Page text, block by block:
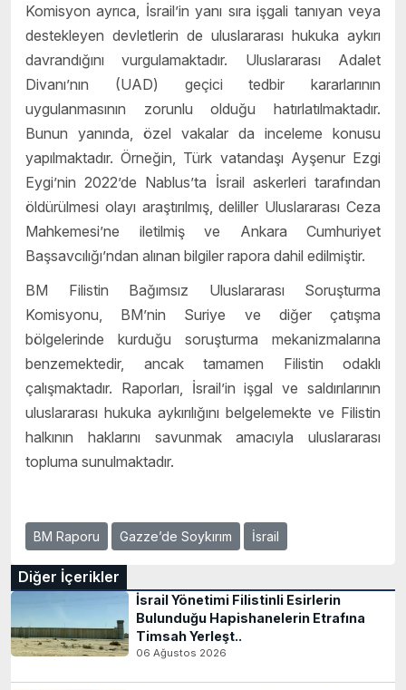
Komisyon ayrıca, İsrail’in yanı sıra işgali tanıyan veya
destekleyen devletlerin de uluslararası hukuka aykırı
davrandığını vurgulamaktadır. Uluslararası Adalet
Divanı’nın (UAD) geçici tedbir kararlarının
uygulanmasının zorunlu olduğu hatırlatılmaktadır.
Bunun yanında, özel vakalar da inceleme konusu
yapılmaktadır. Örneğin, Türk vatandaşı Ayşenur Ezgi
Eygi’nin 2022’de Nablus’ta İsrail askerleri tarafından
öldürülmesi olayı araştırılmış, deliller Uluslararası Ceza
Mahkemesi’ne iletilmiş ve Ankara Cumhuriyet
Başsavcılığı’ndan alınan bilgiler rapora dahil edilmiştir.
BM Filistin Bağımsız Uluslararası Soruşturma
Komisyonu, BM’nin Suriye ve diğer çatışma
bölgelerinde kurduğu soruşturma mekanizmalarına
benzemektedir, ancak tamamen Filistin odaklı
çalışmaktadır. Raporları, İsrail’in işgal ve saldırılarının
uluslararası hukuka aykırılığını belgelemekte ve Filistin
halkının haklarını savunmak amacıyla uluslararası
topluma sunulmaktadır.
BM Raporu Gazze’de Soykırım İsrail
Diğer İçerikler
İsrail Yönetimi Filistinli Esirlerin
Bulunduğu Hapishanelerin Etrafına
Timsah Yerleşt..
06 Ağustos 2026